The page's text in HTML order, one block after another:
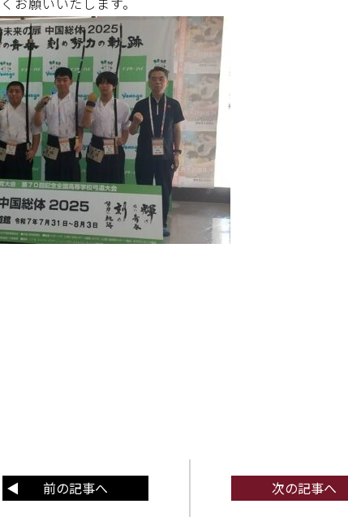
前の記事へ 次の記事へ